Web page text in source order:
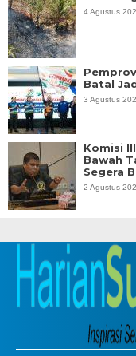
4 Agustus
Batal
3 Agustus
Komisi
Bawah
Segera
2 Agustus